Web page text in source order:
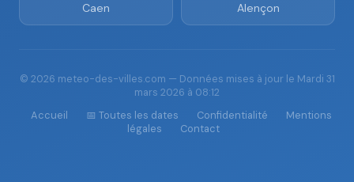
Caen Alençon
© 2026 meteo-des-villes.com — Données mises à jour le Mardi 31
mars 2026 à 08:12
Accueil
📅 Toutes les dates Confidentialité
Mentions
légales
Contact